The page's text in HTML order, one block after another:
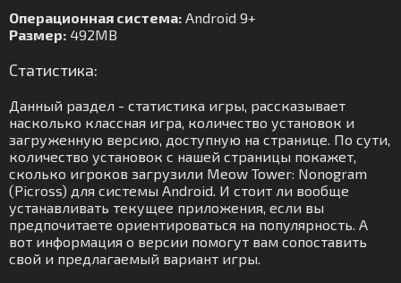
Операционная система: Android 9+
Размер: 492MB
Статистика:
Данный раздел - статистика игры, рассказывает
насколько классная игра, количество установок и
загруженную версию, доступную на странице. По сути,
количество установок с нашей страницы покажет,
сколько игроков загрузили Meow Tower: Nonogram
(Picross) для системы Android. И стоит ли вообще
устанавливать текущее приложения, если вы
предпочитаете ориентироваться на популярность. А
вот информация о версии помогут вам сопоставить
свой и предлагаемый вариант игры.